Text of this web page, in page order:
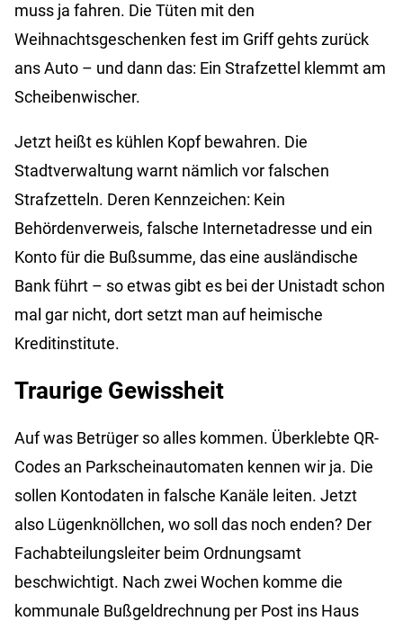
muss ja fahren. Die Tüten mit den
Weihnachtsgeschenken fest im Griff gehts zurück
ans Auto – und dann das: Ein Strafzettel klemmt am
Scheibenwischer.
Jetzt heißt es kühlen Kopf bewahren. Die
Stadtverwaltung warnt nämlich vor falschen
Strafzetteln. Deren Kennzeichen: Kein
Behördenverweis, falsche Internetadresse und ein
Konto für die Bußsumme, das eine ausländische
Bank führt – so etwas gibt es bei der Unistadt schon
mal gar nicht, dort setzt man auf heimische
Kreditinstitute.
Traurige Gewissheit
Auf was Betrüger so alles kommen. Überklebte QR-
Codes an Parkscheinautomaten kennen wir ja. Die
sollen Kontodaten in falsche Kanäle leiten. Jetzt
also Lügenknöllchen, wo soll das noch enden? Der
Fachabteilungsleiter beim Ordnungsamt
beschwichtigt. Nach zwei Wochen komme die
kommunale Bußgeldrechnung per Post ins Haus